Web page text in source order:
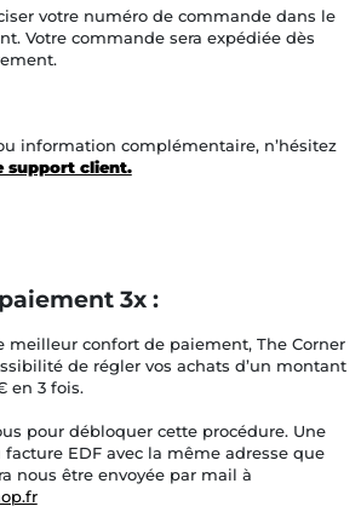
votre numéro de commande dans le
Votre commande sera expédiée dès
information complémentaire, n’hésitez
support client.
3x :
meilleur confort de paiement, The Corner
de régler vos achats d’un montant
en 3 fois.
pour débloquer cette procédure. Une
EDF avec la même adresse que
nous être envoyée par mail à